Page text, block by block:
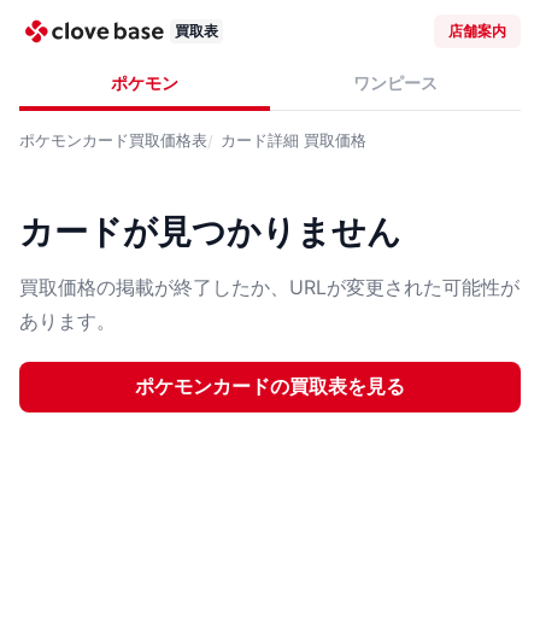
買取表 店舗案内
ポケモン ワンピース
ポケモンカード買取価格表 カード詳細 買取価格
カードが見つかりません
買取価格の掲載が終了したか、URLが変更された可能性が
あります。
ポケモンカードの買取表を見る